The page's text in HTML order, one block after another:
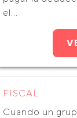
el...
FISCAL
Cuando un